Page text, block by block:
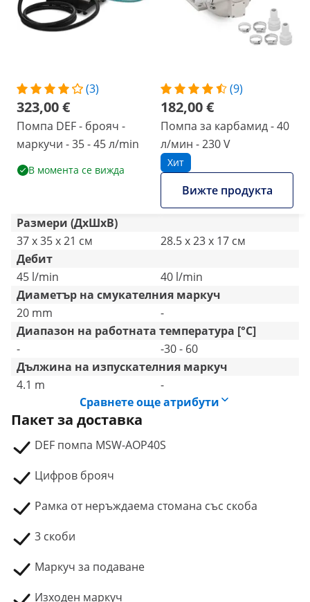
(3)
323,00 €
Помпа DEF - брояч -
маркучи - 35 - 45 л/min
В момента се вижда
(9)
182,00 €
Помпа за карбамид - 40
л/мин - 230 V
Хит
Вижте продукта
Размери (ДxШxВ)
37 x 35 x 21 см
28.5 x 23 x 17 см
Дебит
45 l/min
40 l/min
Диаметър на смукателния маркуч
20 mm
-
Диапазон на работната температура [°C]
-
-30 - 60
Дължина на изпускателния маркуч
4.1 m
-
Сравнете още атрибути
Пакет за доставка
DEF помпа MSW-AOP40S
Цифров брояч
Рамка от неръждаема стомана със скоба
3 скоби
Маркуч за подаване
Изходен маркуч